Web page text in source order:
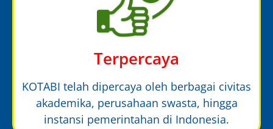
Terpercaya
KOTABI telah dipercaya oleh berbagai civitas
akademika, perusahaan swasta, hingga
instansi pemerintahan di Indonesia.